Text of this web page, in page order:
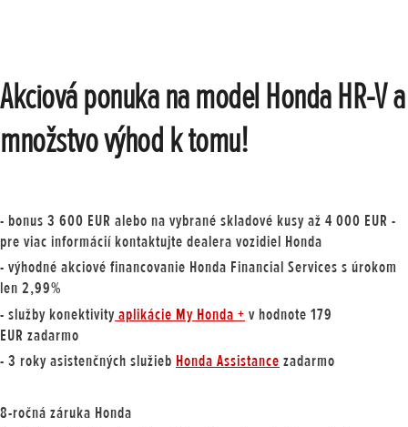
Akciová ponuka na model Honda HR-V a
množstvo výhod k tomu!
- bonus 3 600 EUR alebo na vybrané skladové kusy až 4 000 EUR -
pre viac informácií kontaktujte dealera vozidiel Honda
- výhodné akciové financovanie Honda Financial Services s úrokom
len 2,99%
- služby konektivityaplikácie My Honda + v hodnote 179
EUR zadarmo
- 3 roky asistenčných služieb Honda Assistance zadarmo
8-ročná záruka Honda